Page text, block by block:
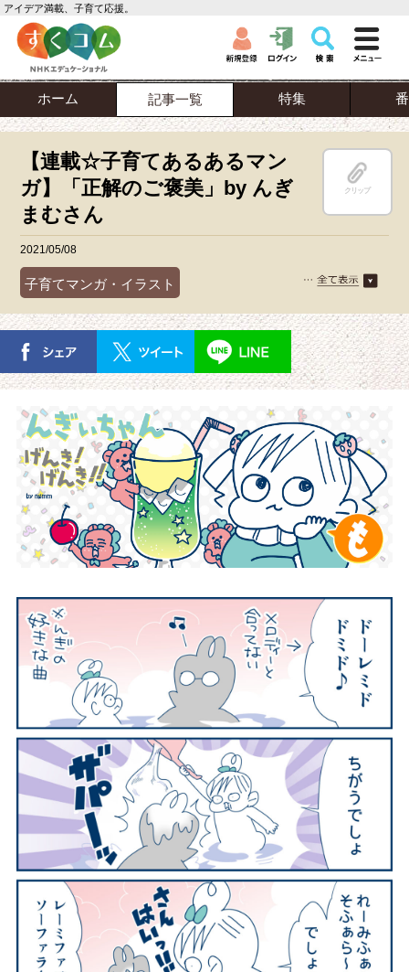
アイデア満載、子育て応援。
ホーム 記事一覧 特集
【連載☆子育てあるあるマン
ガ】「正解のご褒美」by んぎ
まむさん
クリップ
2021/05/08
子育てマンガ・イラスト